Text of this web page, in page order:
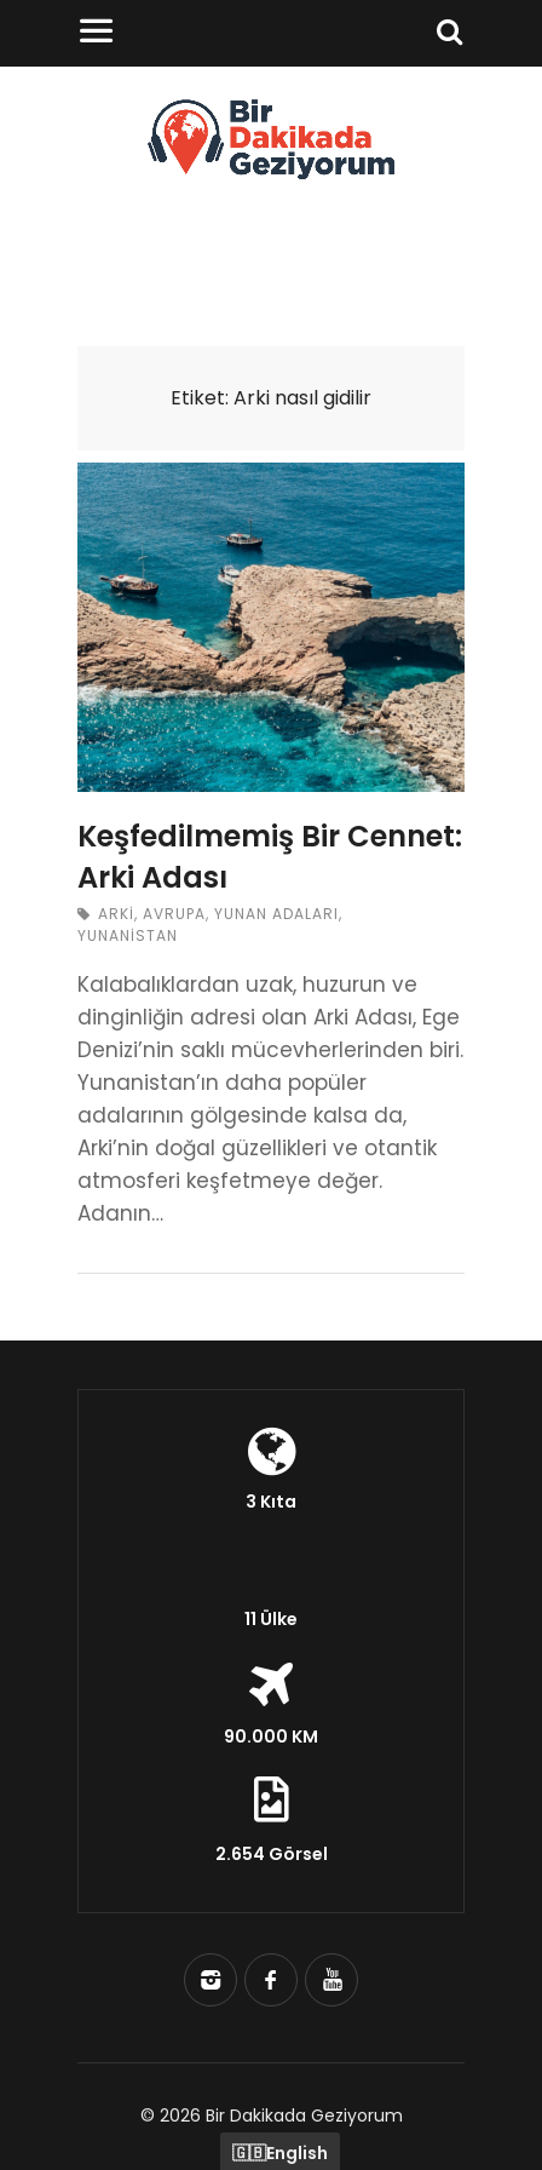
Etiket: Arki nasıl gidilir
Keşfedilmemiş Bir Cennet:
Arki Adası
ARKI, AVRUPA, YUNAN ADALARI,
YUNANISTAN
Kalabalıklardan uzak, huzurun ve
dinginliğin adresi olan Arki Adası, Ege
Denizi’nin saklı mücevherlerinden biri.
Yunanistan’ın daha popüler
adalarının gölgesinde kalsa da,
Arki’nin doğal güzellikleri ve otantik
atmosferi keşfetmeye değer.
Adanın…
3 Kıta
11 Ülke
90.000 KM
2.654 Görsel
© 2026 Bir Dakikada Geziyorum
🇬🇧English